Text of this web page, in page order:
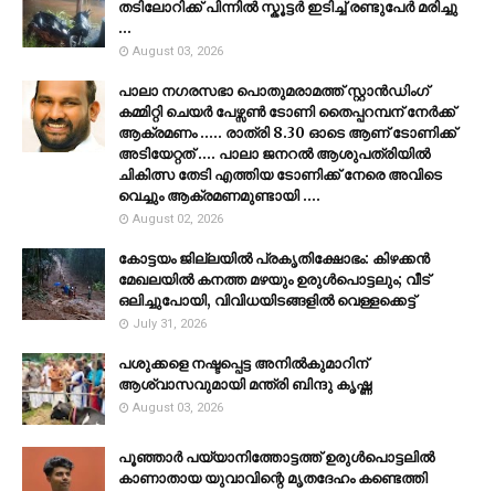
തടിലോറിക്ക് പിന്നിൽ സ്കൂട്ടർ ഇടിച്ച് രണ്ടുപേർ മരിച്ചു
...
August 03, 2026
പാലാ നഗരസഭാ പൊതുമരാമത്ത് സ്റ്റാൻഡിംഗ്
കമ്മിറ്റി ചെയർ പേഴ്സൺ ടോണി തൈപ്പറമ്പന് നേർക്ക്
ആക്രമണം ..... രാത്രി 8.30 ഓടെ ആണ് ടോണിക്ക്
അടിയേറ്റത് .... പാലാ ജനറൽ ആശുപത്രിയിൽ
ചികിത്സ തേടി എത്തിയ ടോണിക്ക് നേരെ അവിടെ
വെച്ചും ആക്രമണമുണ്ടായി ....
August 02, 2026
കോട്ടയം ജില്ലയില്‍ പ്രകൃതിക്ഷോഭം: കിഴക്കന്‍
മേഖലയില്‍ കനത്ത മഴയും ഉരുള്‍പൊട്ടലും; വീട്
ഒലിച്ചുപോയി, വിവിധയിടങ്ങളില്‍ വെള്ളക്കെട്ട്
July 31, 2026
പശുക്കളെ നഷ്ടപ്പെട്ട അനിൽകുമാറിന്
ആശ്വാസവുമായി മന്ത്രി ബിന്ദു കൃഷ്ണ
August 03, 2026
പൂഞ്ഞാര്‍ പയ്യാനിത്തോട്ടത്ത് ഉരുള്‍പൊട്ടലില്‍
കാണാതായ യുവാവിന്റെ മൃതദേഹം കണ്ടെത്തി